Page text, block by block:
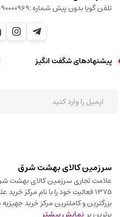
تلفن گویا بدون پیش شماره :90000969- داخلی : 106
پیشنهادهای شگفت انگیز
سرزمین کالای بهشت شرق
1375 فعالیت خود را با نام مرکز
بزرگترین و کاملترین مرکز خرید